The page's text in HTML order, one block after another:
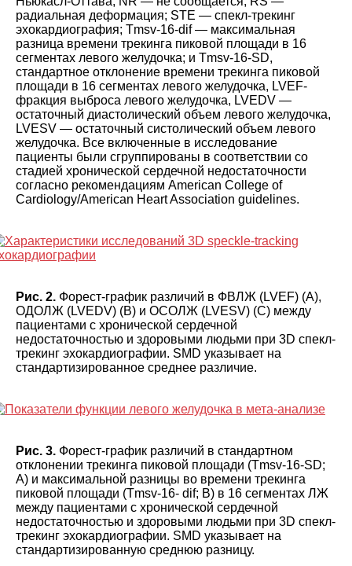
радиальная деформация; STE ― спекл-трекинг
эхокардиография; Tmsv-16-dif ― максимальная
разница времени трекинга пиковой площади в 16
сегментах левого желудочка; и Tmsv-16-SD,
стандартное отклонение времени трекинга пиковой
площади в 16 сегментах левого желудочка, LVEF-
фракция выброса левого желудочка, LVEDV ―
остаточный диастолический объем левого желудочка,
LVESV ― остаточный систолический объем левого
желудочка. Все включенные в исследование
пациенты были сгруппированы в соответствии со
стадией хронической сердечной недостаточности
согласно рекомендациям American College of
Cardiology/American Heart Association guidelines.
Рис. 2. Форест-график различий в ФВЛЖ (LVEF) (A),
ОДОЛЖ (LVEDV) (В) и ОСОЛЖ (LVESV) (C) между
пациентами с хронической сердечной
недостаточностью и здоровыми людьми при 3D спекл-
трекинг эхокардиографии. SMD указывает на
стандартизированное среднее различие.
Рис. 3. Форест-график различий в стандартном
отклонении трекинга пиковой площади (Tmsv-16-SD;
А) и максимальной разницы во времени трекинга
пиковой площади (Tmsv-16- dif; В) в 16 сегментах ЛЖ
между пациентами с хронической сердечной
недостаточностью и здоровыми людьми при 3D спекл-
трекинг эхокардиографии. SMD указывает на
стандартизированную среднюю разницу.